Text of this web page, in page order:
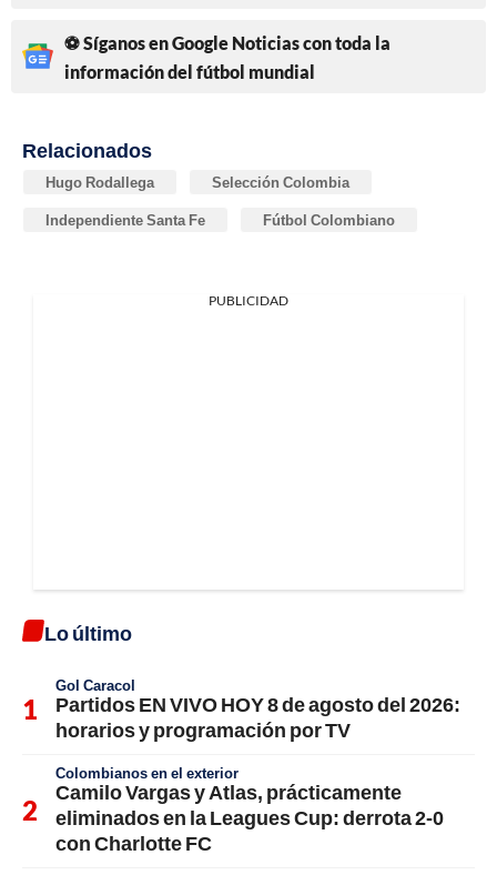
⚽ Síganos en Google Noticias con toda la
información del fútbol mundial
Relacionados
Hugo Rodallega Selección Colombia
Independiente Santa Fe Fútbol Colombiano
PUBLICIDAD
Lo último
Gol Caracol
Partidos EN VIVO HOY 8 de agosto del 2026:
horarios y programación por TV
Colombianos en el exterior
Camilo Vargas y Atlas, prácticamente
eliminados en la Leagues Cup: derrota 2-0
con Charlotte FC